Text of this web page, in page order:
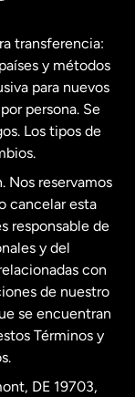
transferencia:
y métodos
para nuevos
persona. Se
Los tipos de
Nos reservamos
cancelar esta
responsable de
y del
con
de nuestro
se encuentran
Términos y
DE 19703,